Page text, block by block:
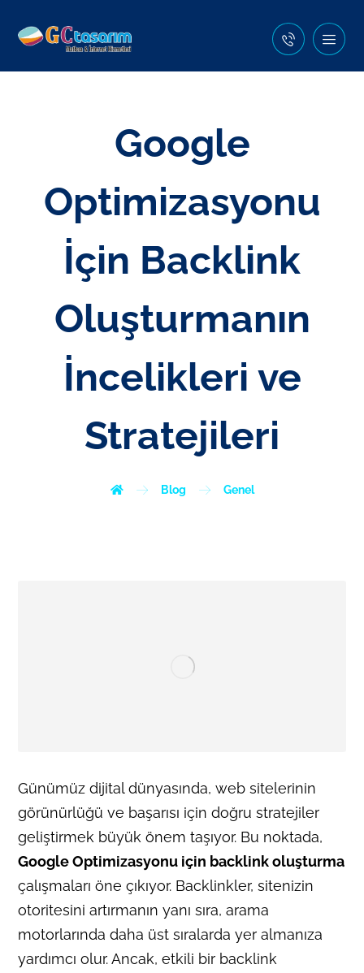
Google
Optimizasyonu
İçin Backlink
Oluşturmanın
İncelikleri ve
Stratejileri
Blog Genel
Günümüz dijital dünyasında, web sitelerinin
görünürlüğü ve başarısı için doğru stratejiler
geliştirmek büyük önem taşıyor. Bu noktada,
Google Optimizasyonu için backlink oluşturma
çalışmaları öne çıkıyor. Backlinkler, sitenizin
otoritesini artırmanın yanı sıra, arama
motorlarında daha üst sıralarda yer almanıza
yardımcı olur. Ancak, etkili bir backlink